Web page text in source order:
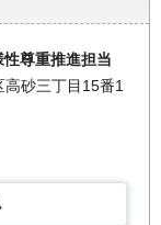
尊重推進担当
砂三丁目15番1